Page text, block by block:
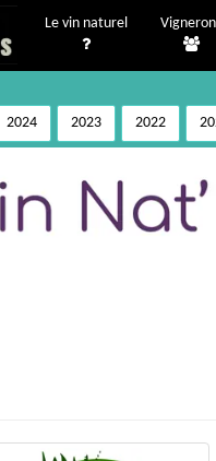
Le vin naturel
2024 2023 2022